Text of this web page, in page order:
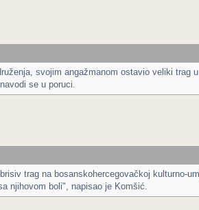
svojim angažmanom ostavio veliki trag
se u poruci.
trag na bosanskohercegovačkoj kulturno-
njihovom boli", napisao je Komšić.